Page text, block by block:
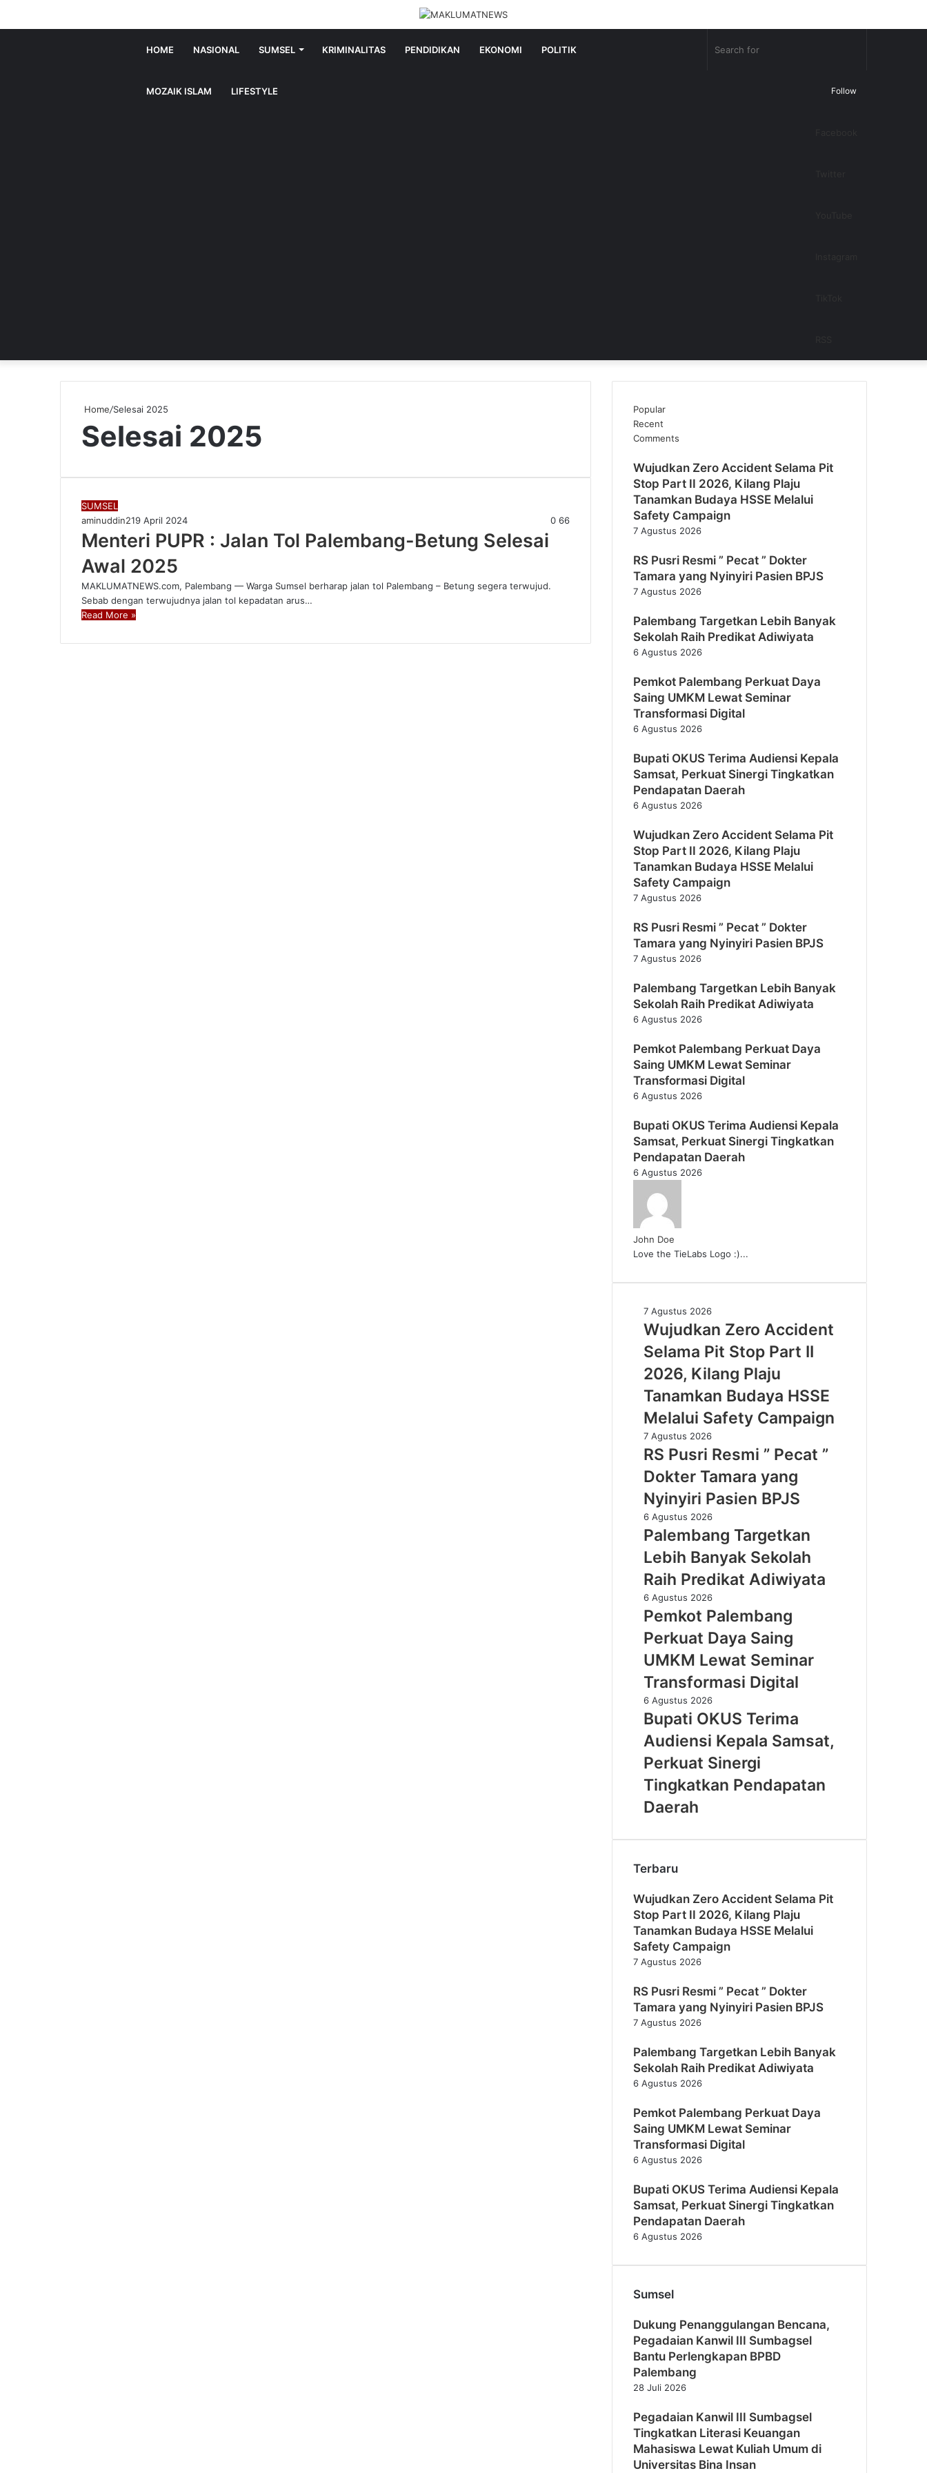
HOME NASIONAL SUMSEL KRIMINALITAS PENDIDIKAN EKONOMI POLITIK
MOZAIK ISLAM LIFESTYLE for
Random
Follow
Home/Selesai 2025
Selesai 2025
SUMSEL
aminuddin219 April 2024 0 66
Menteri PUPR : Jalan Tol Palembang-Betung Selesai
Awal 2025
MAKLUMATNEWS.com, Palembang — Warga Sumsel berharap jalan tol Palembang – Betung segera terwujud.
Sebab dengan terwujudnya jalan tol kepadatan arus…
Read More »
Popular
Recent
Comments
Wujudkan Zero Accident Selama Pit
Stop Part II 2026, Kilang Plaju
Tanamkan Budaya HSSE Melalui
Safety Campaign
7 Agustus 2026
RS Pusri Resmi ” Pecat ” Dokter
Tamara yang Nyinyiri Pasien BPJS
7 Agustus 2026
Palembang Targetkan Lebih Banyak
Sekolah Raih Predikat Adiwiyata
6 Agustus 2026
Pemkot Palembang Perkuat Daya
Saing UMKM Lewat Seminar
Transformasi Digital
6 Agustus 2026
Bupati OKUS Terima Audiensi Kepala
Samsat, Perkuat Sinergi Tingkatkan
Pendapatan Daerah
6 Agustus 2026
Wujudkan Zero Accident Selama Pit
Stop Part II 2026, Kilang Plaju
Tanamkan Budaya HSSE Melalui
Safety Campaign
7 Agustus 2026
RS Pusri Resmi ” Pecat ” Dokter
Tamara yang Nyinyiri Pasien BPJS
7 Agustus 2026
Palembang Targetkan Lebih Banyak
Sekolah Raih Predikat Adiwiyata
6 Agustus 2026
Pemkot Palembang Perkuat Daya
Saing UMKM Lewat Seminar
Transformasi Digital
6 Agustus 2026
Bupati OKUS Terima Audiensi Kepala
Samsat, Perkuat Sinergi Tingkatkan
Pendapatan Daerah
6 Agustus 2026
John Doe
Love the TieLabs Logo :)...
Wujudkan
Zero
Accident
Selama
Pit
Stop
Part
II
2026,
Kilang
Plaju
Tanamkan
Budaya
HSSE
Melalui
Safety
Campaign
7 Agustus 2026
Wujudkan Zero Accident
Selama Pit Stop Part II
2026, Kilang Plaju
Tanamkan Budaya HSSE
Melalui Safety Campaign
RS
Pusri
Resmi
Pecat
”
Dokter
Tamara
yang
Nyinyiri
Pasien
BPJS
7 Agustus 2026
RS Pusri Resmi ” Pecat ”
Dokter Tamara yang
Nyinyiri Pasien BPJS
Palembang
Targetkan
Lebih
Banyak
Sekolah
Raih
Predikat
Adiwiyata
6 Agustus 2026
Palembang Targetkan
Lebih Banyak Sekolah
Raih Predikat Adiwiyata
Pemkot
Palembang
Perkuat
Daya
Saing
UMKM
Lewat
Seminar
Transformasi
Digital
6 Agustus 2026
Pemkot Palembang
Perkuat Daya Saing
UMKM Lewat Seminar
Transformasi Digital
Bupati
OKUS
Terima
Audiensi
Kepala
Samsat,
Perkuat
Sinergi
Tingkatkan
6 Agustus 2026
Bupati OKUS Terima
Audiensi Kepala Samsat,
Perkuat Sinergi
Tingkatkan Pendapatan
Daerah
Terbaru
Wujudkan Zero Accident Selama Pit
Stop Part II 2026, Kilang Plaju
Tanamkan Budaya HSSE Melalui
Safety Campaign
7 Agustus 2026
RS Pusri Resmi ” Pecat ” Dokter
Tamara yang Nyinyiri Pasien BPJS
7 Agustus 2026
Palembang Targetkan Lebih Banyak
Sekolah Raih Predikat Adiwiyata
6 Agustus 2026
Pemkot Palembang Perkuat Daya
Saing UMKM Lewat Seminar
Transformasi Digital
6 Agustus 2026
Bupati OKUS Terima Audiensi Kepala
Samsat, Perkuat Sinergi Tingkatkan
Pendapatan Daerah
6 Agustus 2026
Sumsel
Dukung Penanggulangan Bencana,
Pegadaian Kanwil III Sumbagsel
Bantu Perlengkapan BPBD
Palembang
28 Juli 2026
Pegadaian Kanwil III Sumbagsel
Tingkatkan Literasi Keuangan
Mahasiswa Lewat Kuliah Umum di
Universitas Bina Insan